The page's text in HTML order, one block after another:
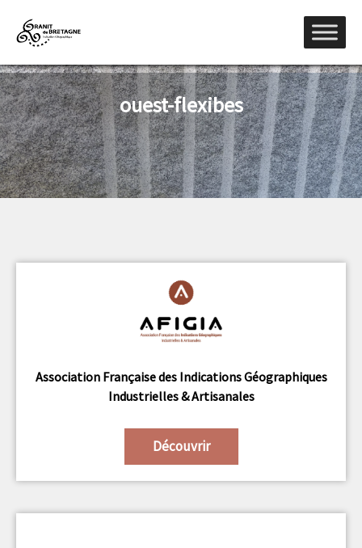
ouest-flexibes
Association Française des Indications Géographiques
Industrielles & Artisanales
Découvrir